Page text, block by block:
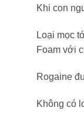
Khi con
Loại mọc
Foam với
Rogaine
Không có